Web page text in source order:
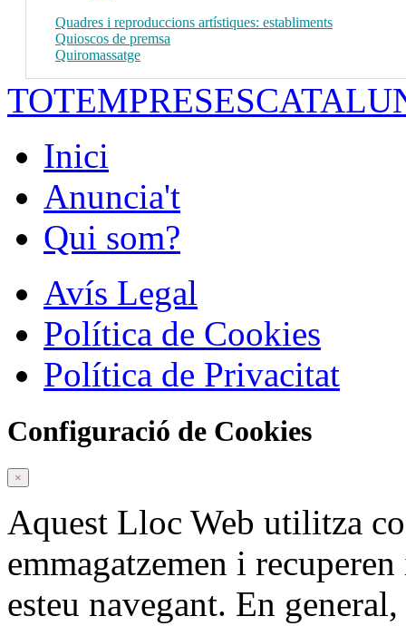
Quadres i reproduccions artístiques: establiments
Quioscos de premsa
Quiromassatge
Inici
Anuncia't
Qui som?
Avís Legal
Política de Cookies
Política de Privacitat
Configuració de Cookies
×
Aquest Lloc Web utilitza
emmagatzemen i
esteu navegant. En